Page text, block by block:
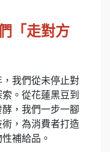
「走對方
我們從未停止對
。從花蓮黑豆到
，我們一步一腳
，為消費者打造
補給品。